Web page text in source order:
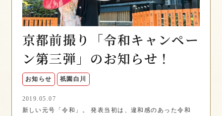
京都前撮り「令和キャンペー
ン第三弾」のお知らせ！
お知らせ 祇園白川
2019.05.07
新しい元号「令和」。 発表当初は、違和感のあった令和